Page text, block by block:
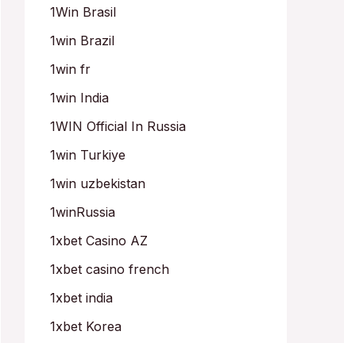
1Win Brasil
1win Brazil
1win fr
1win India
1WIN Official In Russia
1win Turkiye
1win uzbekistan
1winRussia
1xbet Casino AZ
1xbet casino french
1xbet india
1xbet Korea